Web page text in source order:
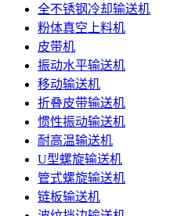
全不锈钢冷却输送机
粉体真空上料机
皮带机
振动水平输送机
移动输送机
折叠皮带输送机
惯性振动输送机
耐高温输送机
U型螺旋输送机
管式螺旋输送机
链板输送机